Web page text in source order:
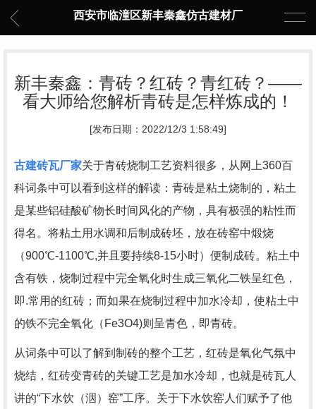
西安市临潼区新丰秦鑫仿古建材厂
新丰秦鑫：青砖？红砖？青红砖？——
看大师给您解析青砖是怎样炼成的！
[发布日期：2022/12/3 1:58:49]
古建砖瓦厂家关于青砖烧制工艺资料很多，从网上360百
科词条中可以看到这样的解读：青砖是粘土烧制的，粘土
是某些铝硅酸矿物长时间风化的产物，具有极强的粘性而
得名。将粘土用水调和后制成砖坯，放在砖窑中煅烧
（900℃-1100℃,并且要持续8-15小时）便制成砖。粘土中
含有铁，烧制过程中完全氧化时生成三氧化二铁呈红色，
即.常用的红砖；而如果在烧制过程中加水冷却，使粘土中
的铁不完全氧化（Fe3O4)则呈青色，即青砖。
从词条中可以了解到制砖的整个工艺，红砖是氧化气氛中
烧结，红砖变青砖的关键工艺是加水冷却，也就是砖瓦人
讲的“下水饮（洇）窑”工序。关于下水饮窑人们赋予了他